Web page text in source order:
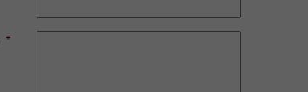
*